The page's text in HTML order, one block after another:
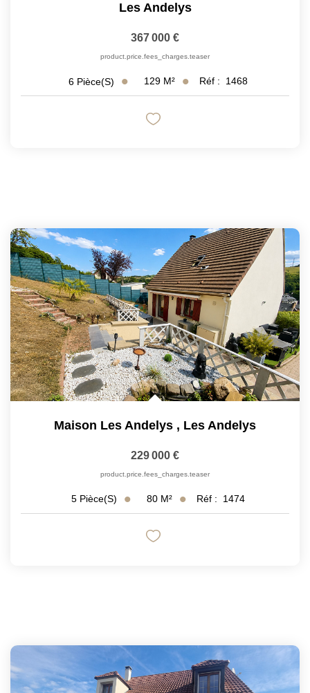
Les Andelys
367 000 €
product.price.fees_charges.teaser
6 Pièce(s) 129 M² Réf : 1468
Maison Les Andelys , Les Andelys
229 000 €
product.price.fees_charges.teaser
5 Pièce(s) 80 M² Réf : 1474